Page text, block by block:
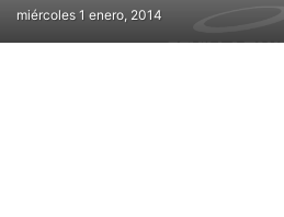
miércoles 1 enero, 2014